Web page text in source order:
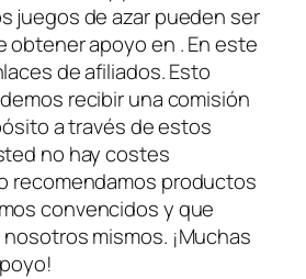
juegos de azar pueden ser
obtener apoyo en . En este
de afiliados. Esto
recibir una comisión
a través de estos
no hay costes
recomendamos productos
convencidos y que
mismos. ¡Muchas